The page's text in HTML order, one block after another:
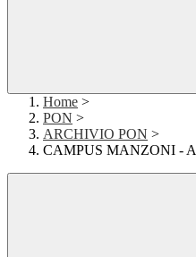
Home >
PON >
ARCHIVIO PON >
CAMPUS MANZONI -